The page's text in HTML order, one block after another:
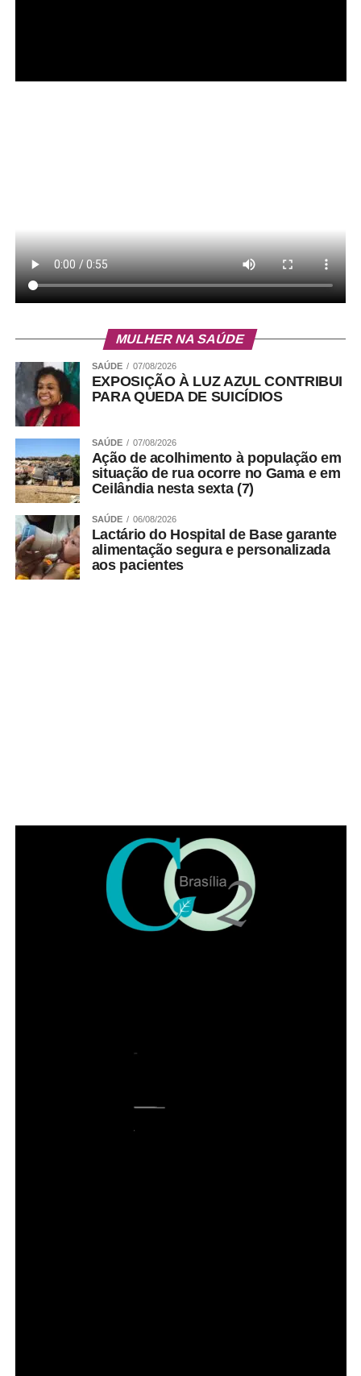
7. Área verde aberta, Feira do Produtor e Atacadista,
QNP 1;
8. Área verde aberta, BL. D, ST. N, EQNN 17/19;
WhatsApp
Facebook
Twitter
MULHER NA SAÚDE
SAÚDE 07/08/2026
EXPOSIÇÃO À LUZ AZUL CONTRIBUI
PARA QUEDA DE SUICÍDIOS
SAÚDE 07/08/2026
Ação de acolhimento à população em
situação de rua ocorre no Gama e em
Ceilândia nesta sexta (7)
SAÚDE 06/08/2026
Lactário do Hospital de Base garante
alimentação segura e personalizada
aos pacientes